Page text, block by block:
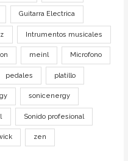
Guitarra Electrica
Intrumentos musicales
meinl Microfono
pedales platillo
sonicenergy
Sonido profesional
zen